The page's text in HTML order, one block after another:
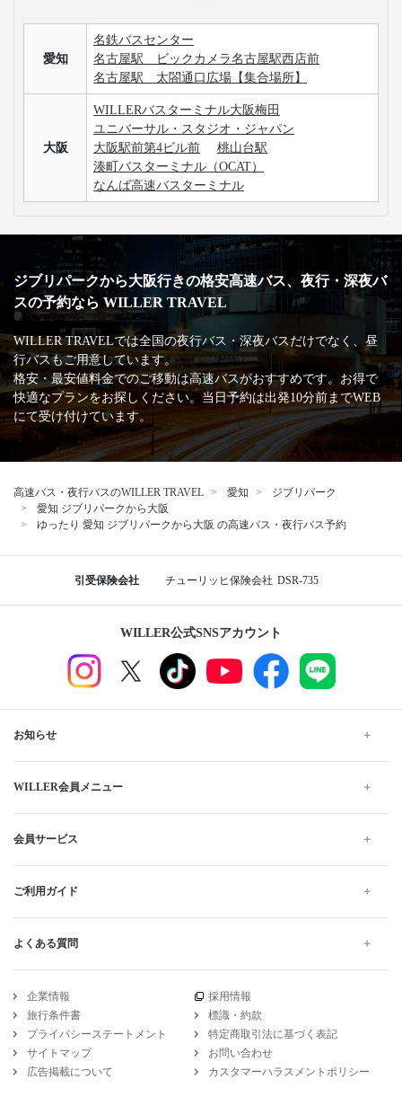
愛知
名鉄バスセンター
名古屋駅 ビックカメラ名古屋駅西店前
名古屋駅 太閤通口広場【集合場所】
大阪
WILLERバスターミナル大阪梅田
ユニバーサル・スタジオ・ジャパン
大阪駅前第4ビル前
桃山台駅
湊町バスターミナル（OCAT）
なんば高速バスターミナル
ジブリパークから大阪行きの格安高速バス、夜行・深夜バ
スの予約なら WILLER TRAVEL
WILLER TRAVELでは全国の夜行バス・深夜バスだけでなく、昼
行バスもご用意しています。
格安・最安値料金でのご移動は高速バスがおすすめです。お得で
快適なプランをお探しください。当日予約は出発10分前までWEB
にて受け付けています。
高速バス・夜行バスのWILLER TRAVEL 愛知
ジブリパーク
愛知 ジブリパークから大阪
ゆったり 愛知 ジブリパークから大阪 の高速バス・夜行バス予約
引受保険会社 チューリッヒ保険会社 DSR-735
WILLER公式SNSアカウント
お知らせ
WILLER会員メニュー
会員サービス
ご利用ガイド
よくある質問
企業情報
採用情報
旅行条件書
標識・約款
プライバシーステートメント
特定商取引法に基づく表記
サイトマップ
お問い合わせ
広告掲載について
カスタマーハラスメントポリシー